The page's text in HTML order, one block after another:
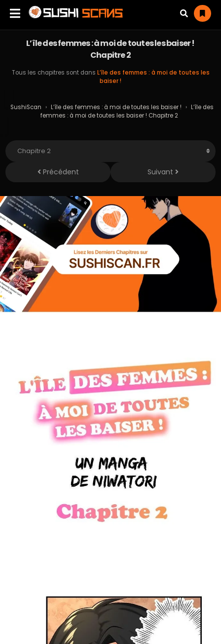
L’île des femmes : à moi de toutes les baiser !
Chapitre 2
Tous les chapitres sont dans L’île des femmes : à moi de toutes les
baiser !
SushiScan › L’île des femmes : à moi de toutes les baiser ! › L’île des
femmes : à moi de toutes les baiser ! Chapitre 2
Précédent Suivant